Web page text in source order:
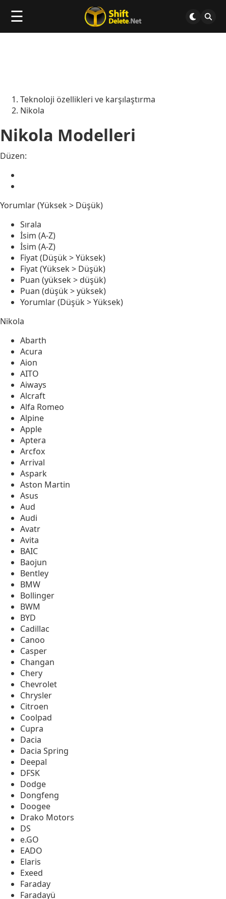
☰
Teknoloji özellikleri ve karşılaştırma
Nikola
Nikola Modelleri
Düzen:
Yorumlar (Yüksek > Düşük)
Sırala
İsim (A-Z)
İsim (A-Z)
Fiyat (Düşük > Yüksek)
Fiyat (Yüksek > Düşük)
Puan (yüksek > düşük)
Puan (düşük > yüksek)
Yorumlar (Düşük > Yüksek)
Nikola
Abarth
Acura
Aion
AITO
Aiways
Alcraft
Alfa Romeo
Alpine
Apple
Aptera
Arcfox
Arrival
Aspark
Aston Martin
Asus
Aud
Audi
Avatr
Avita
BAIC
Baojun
Bentley
BMW
Bollinger
BWM
BYD
Cadillac
Canoo
Casper
Changan
Chery
Chevrolet
Chrysler
Citroen
Coolpad
Cupra
Dacia
Dacia Spring
Deepal
DFSK
Dodge
Dongfeng
Doogee
Drako Motors
DS
e.GO
EADO
Elaris
Exeed
Faraday
Faradayü